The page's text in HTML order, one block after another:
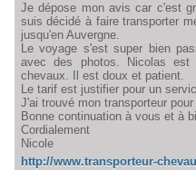
Je dépose mon avis car c'est
suis décidé à faire transporter
jusqu'en Auvergne.
Le voyage s'est super bien
avec des photos. Nicolas
chevaux. Il est doux et patient.
Le tarif est justifier pour un
J'ai trouvé mon transporteur
Bonne continuation à vous et à
Cordialement
Nicole
http://www.transporteur-